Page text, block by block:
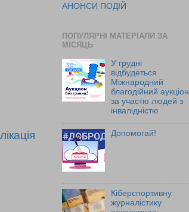
АНОНСИ ПОДІЙ
ПОПУЛЯРНІ МАТЕРІАЛИ ЗА
МІСЯЦЬ
У грудні
відбудеться
Міжнародний
благодійний аукціон
за участю людей з
інвалідністю
Допомогай!
Кіберспортивну
журналістику